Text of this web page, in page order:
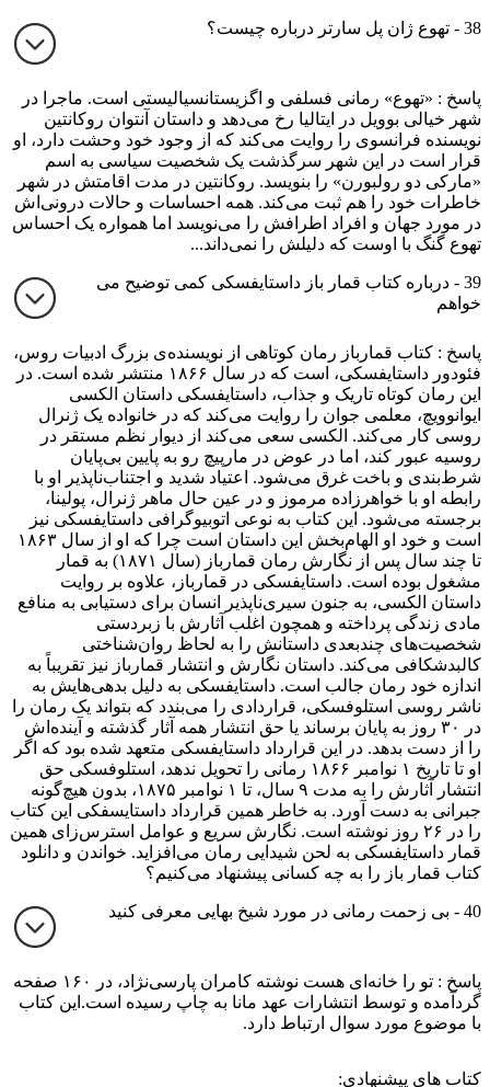
38 - تهوع ژان پل سارتر درباره چیست؟
پاسخ : «تهوع» رمانی فسلفی و اگزیستانسیالیستی است. ماجرا در
شهر خیالی بوویل در ایتالیا رخ می‌دهد و داستان آنتوان روکانتین
نویسنده فرانسوی را روایت می‌کند که از وجود خود وحشت دارد، او
قرار است در این شهر سرگذشت یک شخصیت سیاسی به اسم
«مارکی دو رولبورن» را بنویسد. روکانتین در مدت اقامتش در شهر
خاطرات خود را هم ثبت می‌کند. همه احساسات و حالات درونی‌اش
در مورد جهان و افراد اطرافش را می‌نویسد اما همواره یک احساس
تهوع گنگ با اوست که دلیلش را نمی‌داند...
39 - درباره کتاب قمار باز داستایفسکی کمی توضیح می
خواهم
پاسخ : کتاب قمارباز رمان کوتاهی از نویسنده‌ی بزرگ ادبیات روس،
فئودور داستایفسکی، است که در سال ۱۸۶۶ منتشر شده است. در
این رمان کوتاه تاریک و جذاب، داستایفسکی داستان الکسی
ایوانوویچ، معلمی جوان را روایت می‌کند که در خانواده یک ژنرال
روسی کار می‌کند. الکسی سعی می‌کند از دیوار نظم مستقر در
روسیه عبور کند، اما در عوض در مارپیچ رو به پایین بی‌پایان
شرط‌بندی و باخت غرق می‌شود. اعتیاد شدید و اجتناب‌ناپذیر او با
رابطه او با خواهرزاده مرموز و در عین حال ماهر ژنرال، پولینا،
برجسته می‌شود. این کتاب به نوعی اتوبیوگرافی داستایفسکی نیز
است و خود او الهام‌بخش این داستان است چرا که او از سال ۱۸۶۳
تا چند سال پس از نگارش رمان قمارباز (سال ۱۸۷۱) به قمار
مشغول بوده است. داستایفسکی در قمارباز، علاوه بر روایت
داستان الکسی، به جنون سیری‌ناپذیر انسان برای دست‎یابی به منافع
مادی زندگی پرداخته و همچون اغلب آثارش با زبردستی
شخصیت‎‌های چندبعدی داستانش را به لحاظ روان‌شناختی
کالبدشکافی می‎‌کند. داستان نگارش و انتشار قمارباز نیز تقریباً به
اندازه خود رمان جالب است. داستایفسکی به دلیل بدهی‌هایش به
ناشر روسی استلوفسکی، قراردادی را می‌بندد که بتواند یک رمان را
در ۳۰ روز به پایان برساند یا حق انتشار همه آثار گذشته و آینده‌اش
را از دست بدهد. در این قرارداد داستایفسکی متعهد شده بود که اگر
او تا تاریخ ۱ نوامبر ۱۸۶۶ رمانی را تحویل ندهد، استلوفسکی حق
انتشار آثارش را به مدت ۹ سال، تا ۱ نوامبر ۱۸۷۵، بدون هیچ‌گونه
جبرانی به دست آورد. به خاطر همین قرارداد داستایسفکی این کتاب
را در ۲۶ روز نوشته است. نگارش سریع و عوامل استرس‌زای همین
قمار داستایفسکی به لحن شیدایی رمان می‌افزاید. خواندن و دانلود
کتاب قمار باز را به چه کسانی پیشنهاد می‌کنیم؟
40 - بی زحمت رمانی در مورد شیخ بهایی معرفی کنید
پاسخ : تو را خانه‌ای هست نوشته کامران پارسی‌نژاد، در ۱۶۰ صفحه
گردآمده و توسط انتشارات عهد مانا به چاپ رسیده است.این کتاب
با موضوع مورد سوال ارتباط دارد.
کتاب های پیشنهادی: